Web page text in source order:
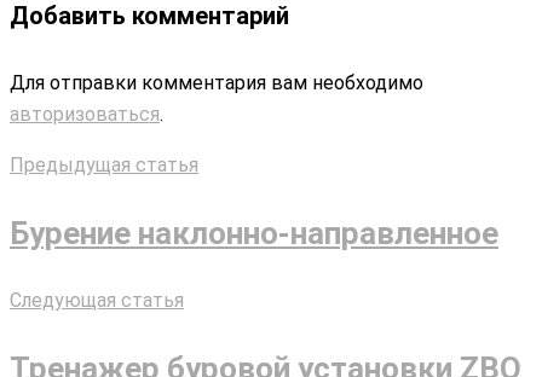
Добавить комментарий
Для отправки комментария вам необходимо
авторизоваться.
Предыдущая статья
Бурение наклонно-направленное
Следующая статья
Тренажер буровой установки ZBO